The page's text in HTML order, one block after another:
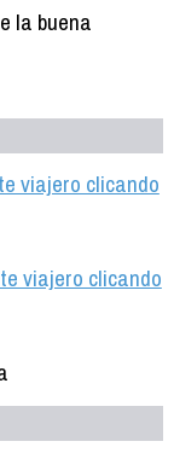
la buena
viajero clicando
viajero clicando